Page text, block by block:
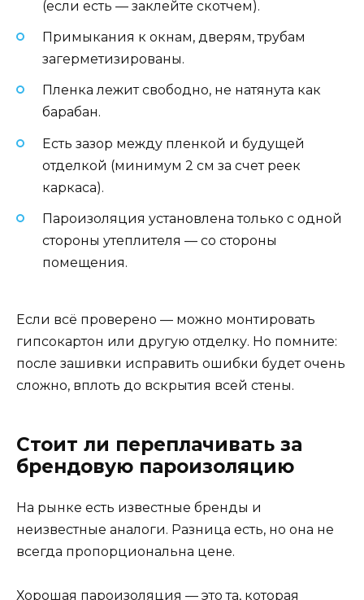
(если есть — заклейте скотчем).
Примыкания к окнам, дверям, трубам
загерметизированы.
Пленка лежит свободно, не натянута как
барабан.
Есть зазор между пленкой и будущей
отделкой (минимум 2 см за счет реек
каркаса).
Пароизоляция установлена только с одной
стороны утеплителя — со стороны
помещения.
Если всё проверено — можно монтировать
гипсокартон или другую отделку. Но помните:
после зашивки исправить ошибки будет очень
сложно, вплоть до вскрытия всей стены.
Стоит ли переплачивать за
брендовую пароизоляцию
На рынке есть известные бренды и
неизвестные аналоги. Разница есть, но она не
всегда пропорциональна цене.
Хорошая пароизоляция — это та, которая